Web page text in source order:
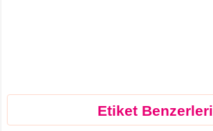
Etiket Benzerleri